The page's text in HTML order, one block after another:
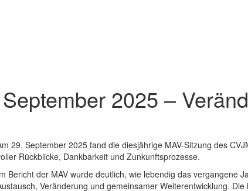
2025 –
29. September 2025 fand die diesjährige MAV-Sitzung des
Rückblicke, Dankbarkeit und Zunkunftsprozesse.
Bericht der MAV wurde deutlich, wie lebendig das vergangene
Veränderung und gemeinsamer Weiterentwicklung. Die